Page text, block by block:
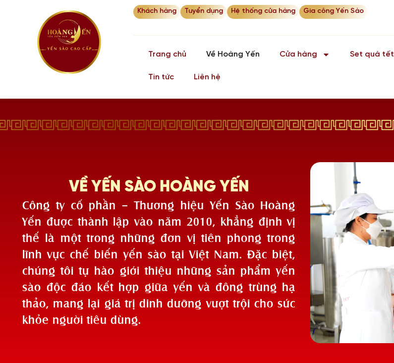
Khách hàng Tuyển dụng Hệ thống cửa hàng Gia công Yến Sào
Trang chủ Về Hoàng Yến Cửa hàng Set quà tết
Tin tức Liên hệ
VỀ YẾN SÀO HOÀNG YẾN
Công ty cố phần – Thương hiệu Yến Sào Hoàng
Yến được thành lập vào năm 2010, khẳng định vị
thế là một trong những đơn vị tiên phong trong
lĩnh vực chế biến yến sào tại Việt Nam. Đặc biệt,
chúng tôi tự hào giới thiệu những sản phẩm yến
sào độc đáo kết hợp giữa yến và đông trùng hạ
thảo, mang lại giá trị dinh dưỡng vượt trội cho sức
khỏe người tiêu dùng.